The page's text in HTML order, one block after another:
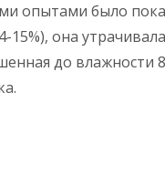
опытами было
она
до влажности